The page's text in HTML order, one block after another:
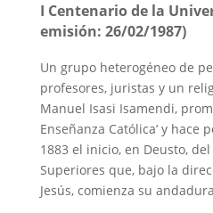
I Centenario de la
emisión: 26/02/1987)
Un grupo heterogéneo de
profesores, juristas y un
Manuel Isasi Isamendi,
Enseñanza Católica’ y hace
1883 el inicio, en Deusto,
Superiores que, bajo la
Jesús, comienza su